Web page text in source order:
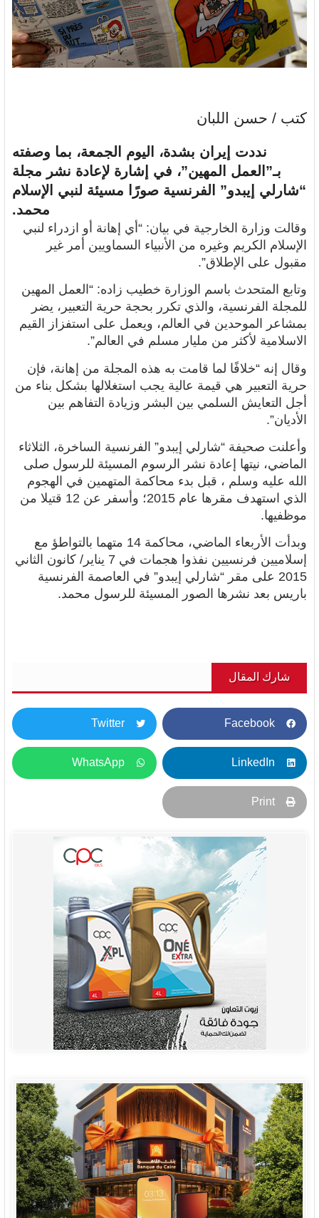
كتب / حسن اللبان
نددت إيران بشدة، اليوم الجمعة، بما وصفته
بـ”العمل المهين”، في إشارة لإعادة نشر مجلة
“شارلي إيبدو” الفرنسية صورًا مسيئة لنبي الإسلام
محمد.
وقالت وزارة الخارجية في بيان: “أي إهانة أو ازدراء لنبي
الإسلام الكريم وغيره من الأنبياء السماويين أمر غير
مقبول على الإطلاق”.
وتابع المتحدث باسم الوزارة خطيب زاده: “العمل المهين
للمجلة الفرنسية، والذي تكرر بحجة حرية التعبير، يضر
بمشاعر الموحدين في العالم، ويعمل على استفزاز القيم
الاسلامية لأكثر من مليار مسلم في العالم”.
وقال إنه “خلافًا لما قامت به هذه المجلة من إهانة، فإن
حرية التعبير هي قيمة عالية يجب استغلالها بشكل بناء من
أجل التعايش السلمي بين البشر وزيادة التفاهم بين
الأديان”.
وأعلنت صحيفة “شارلي إيبدو” الفرنسية الساخرة، الثلاثاء
الماضي، نيتها
إعادة نشر الرسوم المسيئة للرسول صلى
الله عليه وسلم ، قبل بدء محاكمة المتهمين في الهجوم
الذي استهدف مقرها عام 2015؛ وأسفر عن 12 قتيلا من
موظفيها.
وبدأت الأربعاء الماضي، محاكمة 14 متهما بالتواطؤ مع
إسلاميين فرنسيين نفذوا هجمات في 7 يناير/ كانون الثاني
2015 على مقر “شارلي إيبدو” في العاصمة الفرنسية
باريس بعد نشرها الصور المسيئة للرسول محمد.
شارك المقال
Facebook
Twitter
LinkedIn
WhatsApp
Print